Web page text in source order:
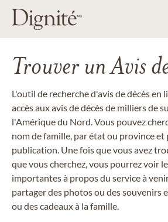
Trouver un Avis
L'outil de recherche d'avis de décès en
accès aux avis de décès de milliers de
l'Amérique du Nord. Vous pouvez
nom de famille, par état ou province et
publication. Une fois que vous avez
que vous cherchez, vous pourrez voir
importantes à propos du service à
partager des photos ou des souvenirs
ou des cadeaux à la famille.